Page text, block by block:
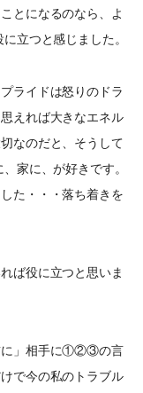
とになるのなら、よ
立つと感じました。
ライドは怒りのドラ
えれば大きなエネル
なのだと、そうして
家に、が好きです。
た・・・落ち着きを
ば役に立つと思いま
に」相手に①②③の言
で今の私のトラブル